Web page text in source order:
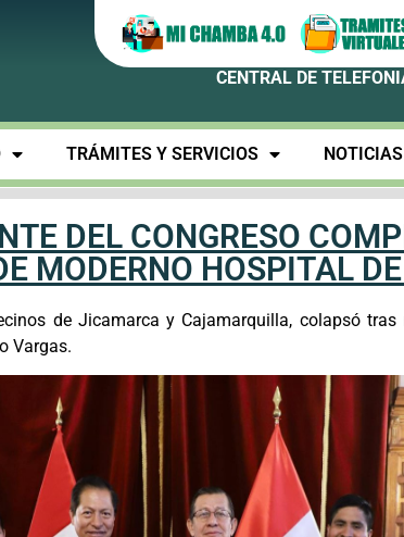
CENTRAL DE
TRÁMITES Y SERVICIOS NOTICIAS
DEL CONGRESO
MODERNO HOSPITAL
de Jicamarca y Cajamarquilla, colapsó tras
Vargas.